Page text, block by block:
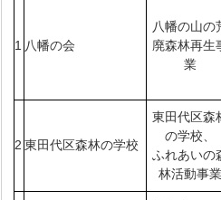
1 八幡の会
八幡の山の
廃森林再生
業
2 東田代区森林の学校
東田代区森
の学校、
ふれあいの
林活動事業